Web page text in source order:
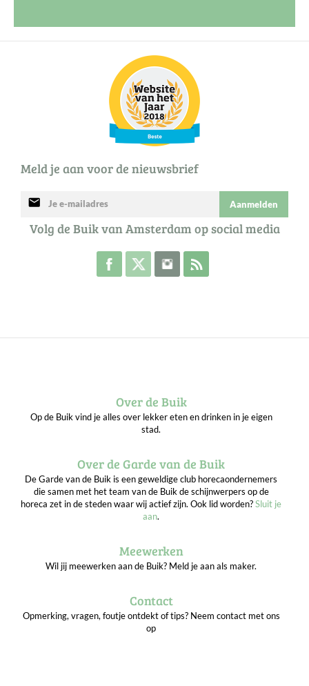
Meld je aan voor de nieuwsbrief
mail Aanmelden
Volg de Buik van Amsterdam op social media
Volg de Buik op Facebook
Volg de Buik op Twitter
Volg de Buik op Instagram
Over de Buik
Op de Buik vind je alles over lekker eten en drinken in je eigen
stad.
Over de Garde van de Buik
De Garde van de Buik is een geweldige club horecaondernemers
die samen met het team van de Buik de schijnwerpers op de
horeca zet in de steden waar wij actief zijn. Ook lid worden?Sluit je
aan.
Meewerken
Wil jij meewerken aan de Buik? Meld je aan als maker.
Contact
Opmerking, vragen, foutje ontdekt of tips? Neem contact met ons
op